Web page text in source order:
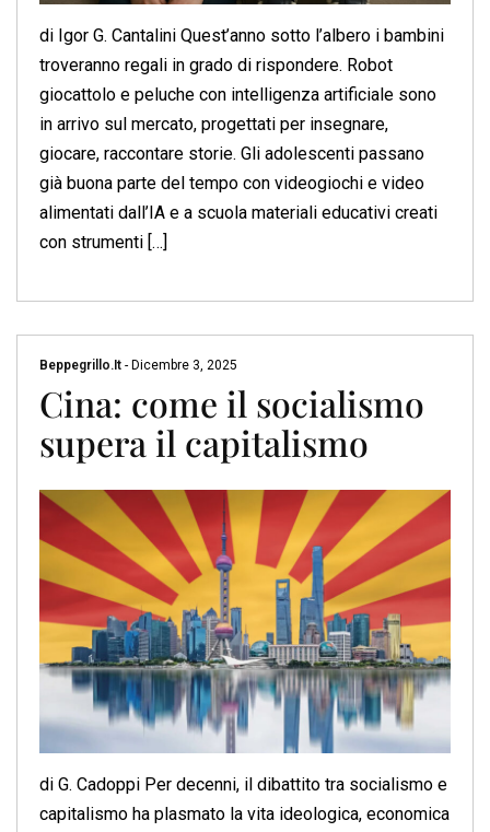
di Igor G. Cantalini Quest’anno sotto l’albero i bambini
troveranno regali in grado di rispondere. Robot
giocattolo e peluche con intelligenza artificiale sono
in arrivo sul mercato, progettati per insegnare,
giocare, raccontare storie. Gli adolescenti passano
già buona parte del tempo con videogiochi e video
alimentati dall’IA e a scuola materiali educativi creati
con strumenti […]
Beppegrillo.it - Dicembre 3, 2025
Cina: come il socialismo
supera il capitalismo
di G. Cadoppi Per decenni, il dibattito tra socialismo e
capitalismo ha plasmato la vita ideologica, economica